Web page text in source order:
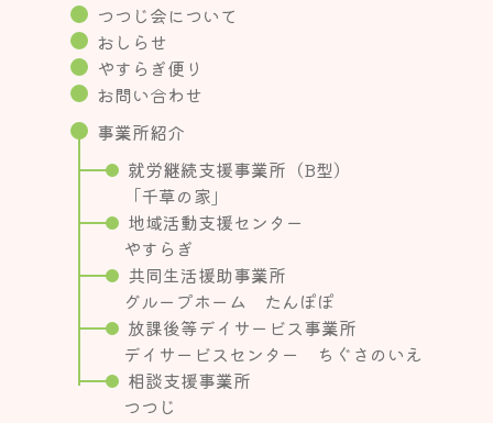
つつじ会について
おしらせ
やすらぎ便り
お問い合わせ
事業所紹介
就労継続支援事業所（B型）
「千草の家」
地域活動支援センター
やすらぎ
共同生活援助事業所
グループホーム たんぽぽ
放課後等デイサービス事業所
デイサービスセンター ちぐさのいえ
相談支援事業所
つつじ